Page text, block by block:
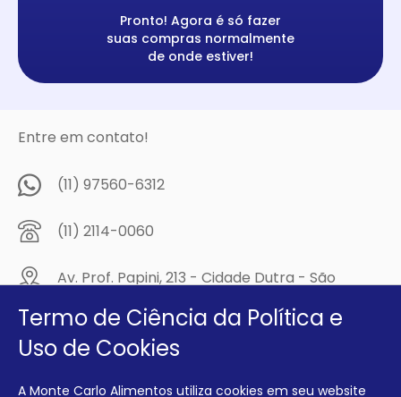
Pronto! Agora é só fazer
suas compras normalmente
de onde estiver!
Entre em contato!
(11) 97560-6312
(11) 2114-0060
Av. Prof. Papini, 213 - Cidade Dutra - São
Compre na
MCA Virtual!
Termo de Ciência da Política e
Uso de Cookies
A Monte Carlo Alimentos utiliza cookies em seu website